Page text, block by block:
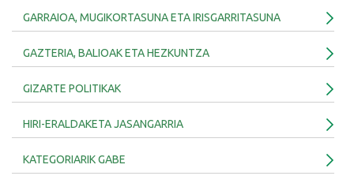
GARRAIOA, MUGIKORTASUNA ETA IRISGARRITASUNA
GAZTERIA, BALIOAK ETA HEZKUNTZA
GIZARTE POLITIKAK
HIRI-ERALDAKETA JASANGARRIA
KATEGORIARIK GABE